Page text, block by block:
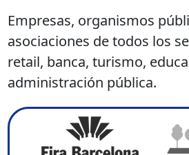
Empresas, organismos
asociaciones de todos los
retail, banca, turismo,
administración pública.